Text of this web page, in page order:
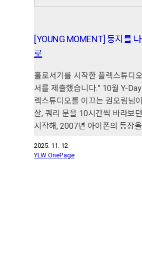
[YOUNG MOMENT] 둥지를
로
홀로서기를 시작한 플렉스튜디
서를 제출했습니다.” 10월 Y-
렉스튜디오를 이끄는 권오림님
살, 쿼리 문을 10시간씩 바라보
시작해, 2007년 아이폰의 등장
2025. 11. 12
YLW OnePage